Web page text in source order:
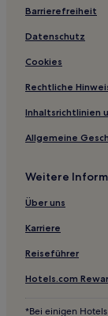
Hotels mit
Familien in
Hotels mit Pool
Hotels mit
Hotels mit
Hasama
Hotels mit
Günstige in
Barrierefreiheit
Datenschutz
Cookies
Rechtliche
Inhaltsrichtlinien
Allgemeine
Weitere
Über uns
Karriere
Reiseführer
Hotels.com
*Bei einigen